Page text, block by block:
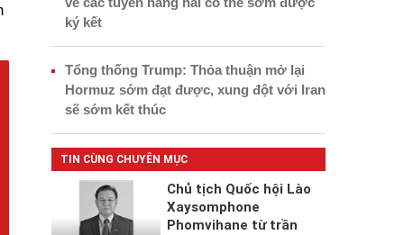
ký kết
Tổng thống Trump: Thỏa thuận mở lại
Hormuz sớm đạt được, xung đột với Iran
sẽ sớm kết thúc
TIN CÙNG CHUYÊN MỤC
Chủ tịch Quốc hội Lào
Xaysomphone
Phomvihane từ trần